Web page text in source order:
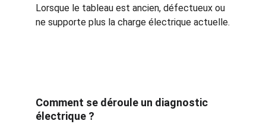
Lorsque le tableau est ancien, défectueux ou
ne supporte plus la charge électrique actuelle.
Comment se déroule un diagnostic
électrique ?